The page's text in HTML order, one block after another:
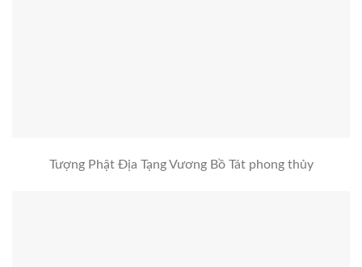
Tượng Phật Địa Tạng Vương Bồ Tát phong thủy